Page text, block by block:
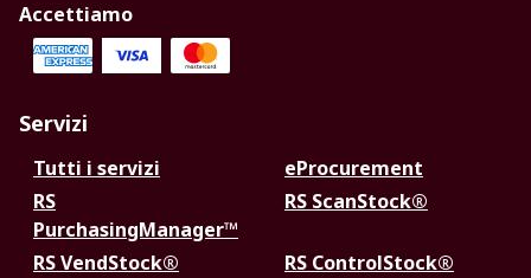
Accettiamo
Servizi
Tutti i servizi
eProcurement
RS
PurchasingManager™
RS ScanStock®
RS VendStock®
RS ControlStock®